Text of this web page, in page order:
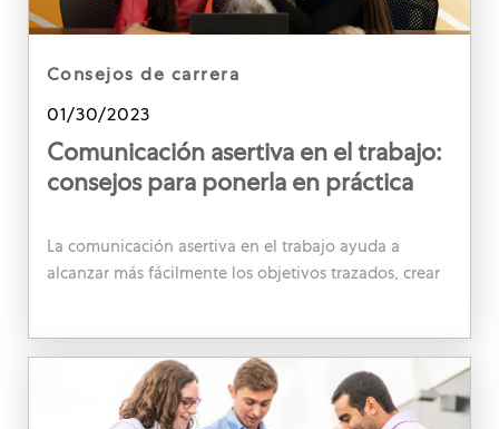
category
consejos de carrera
Posted date
01/30/2023
Comunicación asertiva en el trabajo:
consejos para ponerla en práctica
La comunicación asertiva en el trabajo ayuda a
alcanzar más fácilmente los objetivos trazados, crear